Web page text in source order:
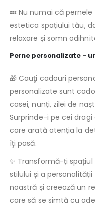
💤 Nu numai că
estetica spațiului tău,
relaxare și somn
Perne personalizate –
🎁 Cauţi cadouri
personalizate sunt
casei, nunți, zilei de
Surprinde-i pe cei
care arată atenția la
îţi pasă.
✨ Transformă-ți
stilului și a
noastră și creează un
care să se simtă cu